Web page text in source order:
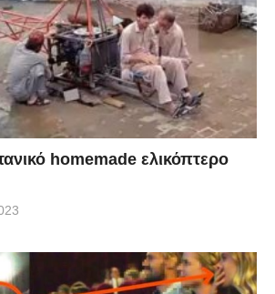
homemade ελικόπτερο